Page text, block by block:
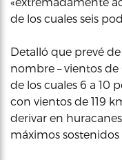
de los cuales seis
Detalló que prevé
nombre – vientos
de los cuales 6 a 10
con vientos de 119
derivar en
máximos